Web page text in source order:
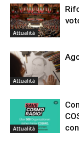
Attualità
Attualità
Attualità